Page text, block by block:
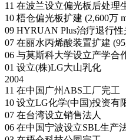
11 在波兰设立偏光板后处理
10 梧仓偏光板扩建 (2,600万
09 HYRUAN Plus治疗退行
07 在丽水丙烯酸装置扩建
06 与莫斯科大学设立产学合
01 设立(株)LG大山乳化
2004
11 在中国广州ABS工厂完工
10 设立LG化学(中国)投资有
07 在台湾设立销售法人
06 在中国宁波设立SBL生产